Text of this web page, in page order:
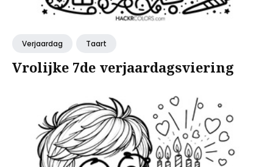
Verjaardag Taart
Vrolijke 7de verjaardagsviering